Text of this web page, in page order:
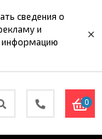
сведения о
и
информацию
×
0